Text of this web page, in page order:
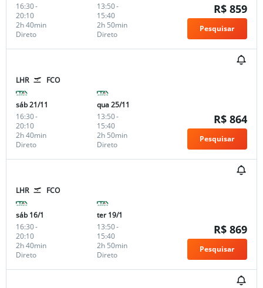
16:30-
20:10
Direto
2h 40min
13:50-
15:40
Direto
2h 50min
R$ 859
Pesquisar
LHR FCO
sáb 21/11
16:30-
20:10
Direto
2h 40min
qua 25/11
13:50-
15:40
Direto
2h 50min
R$ 864
Pesquisar
LHR FCO
sáb 16/1
16:30-
20:10
Direto
2h 40min
ter 19/1
13:50-
15:40
Direto
2h 50min
R$ 869
Pesquisar